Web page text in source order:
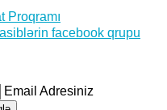
Email Adresiniz